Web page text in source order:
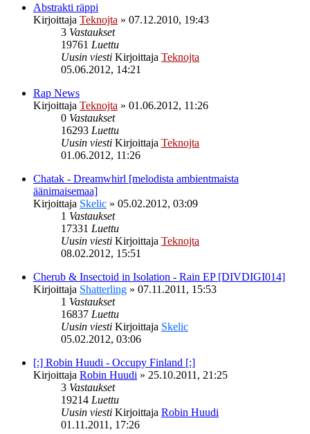
Abstrakti räppi
Kirjoittaja Teknojta » 07.12.2010, 19:43
3 Vastaukset
19761 Luettu
Uusin viesti Kirjoittaja Teknojta
05.06.2012, 14:21
Rap News
Kirjoittaja Teknojta » 01.06.2012, 11:26
0 Vastaukset
16293 Luettu
Uusin viesti Kirjoittaja Teknojta
01.06.2012, 11:26
Chatak - Dreamwhirl [melodista ambientmaista
äänimaisemaa]
Kirjoittaja Skelic » 05.02.2012, 03:09
1 Vastaukset
17331 Luettu
Uusin viesti Kirjoittaja Teknojta
08.02.2012, 15:51
Cherub & Insectoid in Isolation - Rain EP [DIVDIGI014]
Kirjoittaja Shatterling » 07.11.2011, 15:53
1 Vastaukset
16837 Luettu
Uusin viesti Kirjoittaja Skelic
05.02.2012, 03:06
[:] Robin Huudi - Occupy Finland [:]
Kirjoittaja Robin Huudi » 25.10.2011, 21:25
3 Vastaukset
19214 Luettu
Uusin viesti Kirjoittaja Robin Huudi
01.11.2011, 17:26